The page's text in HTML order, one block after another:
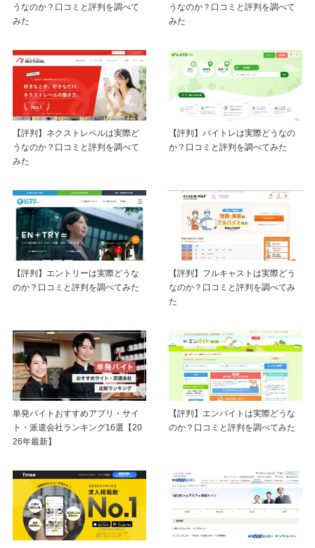
うなのか？口コミと評判を調べて
みた
うなのか？口コミと評判を調べて
みた
【評判】ネクストレベルは実際ど
うなのか？口コミと評判を調べて
みた
【評判】バイトレは実際どうなの
か？口コミと評判を調べてみた
【評判】エントリーは実際どうな
のか？口コミと評判を調べてみた
【評判】フルキャストは実際どう
なのか？口コミと評判を調べてみ
た
単発バイトおすすめアプリ・サイ
ト・派遣会社ランキング16選【20
26年最新】
【評判】エンバイトは実際どうな
のか？口コミと評判を調べてみた